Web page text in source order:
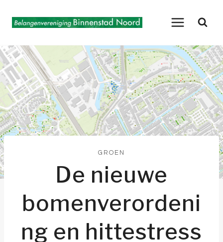
naar
GROEN
De nieuwe
bomenverordeni
ng en hittestress